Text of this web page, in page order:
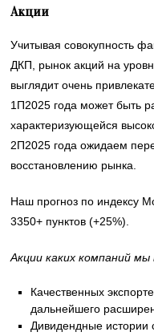
Акции
Учитывая совокупность
ДКП, рынок акций на
выглядит очень
1П2025 года может быть
характеризующейся
2П2025 года ожидаем
восстановлению рынка.
Наш прогноз по индексу
3350+ пунктов (+25%).
Акции каких компаний
Качественных
дальнейшего
Дивидендные истории